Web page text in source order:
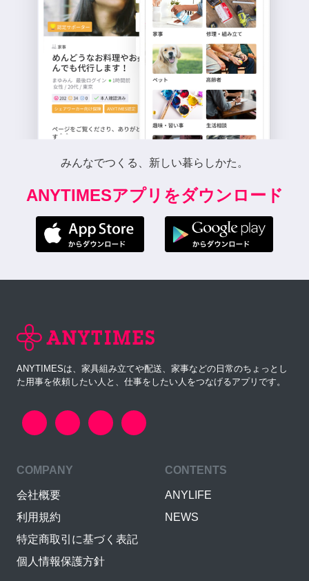
みんなでつくる、新しい暮らしかた。
ANYTIMESアプリをダウンロード
ANYTIMESは、家具組み立てや配送、家事などの日常のちょっとし
た用事を依頼したい人と、仕事をしたい人をつなげるアプリです。
COMPANY
会社概要
利用規約
特定商取引に基づく表記
個人情報保護方針
CONTENTS
ANYLIFE
NEWS